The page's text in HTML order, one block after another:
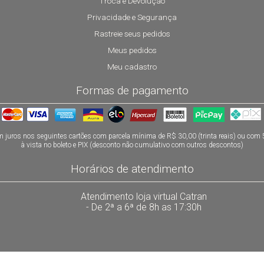
Privacidade e Segurança
Rastreie seus pedidos
Meus pedidos
Meu cadastro
Formas de pagamento
juros nos seguintes cartões com parcela mínima de R$ 30,00 (trinta reais) ou com
à vista no boleto e PIX (desconto não cumulativo com outros descontos)
Horários de atendimento
Atendimento loja virtual Catran
- De 2ª a 6ª de 8h as 17:30h